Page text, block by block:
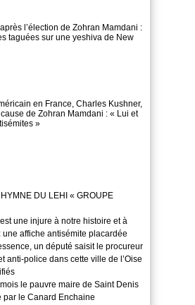
l’élection de Zohran Mamdani :
taguées sur une yeshiva de New
en France, Charles Kushner,
de Zohran Mamdani : « Lui et
»
DU LEHI « GROUPE
une injure à notre histoire et à
une affiche antisémite placardée
un député saisit le procureur
anti-police dans cette ville de l’Oise
le pauvre maire de Saint Denis
par le Canard Enchaine